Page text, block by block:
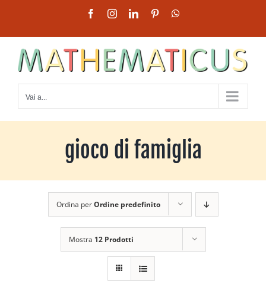
contenuto
FacebookInstagramLinkedInPinterest
Vai a...
gioco di famiglia
Ordina perOrdine predefinito
Mostra 12 Prodotti